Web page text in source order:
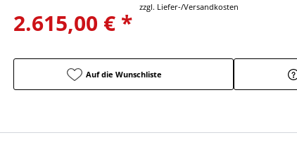
2.615,00 € *
zzgl. Liefer-/Versandkosten
Auf die Wunschliste